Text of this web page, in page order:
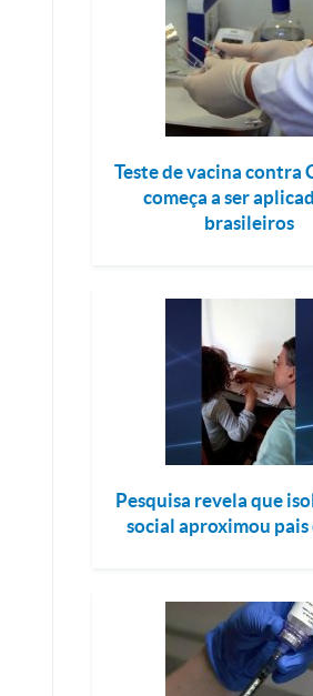
Teste de vacina contra
começa a ser
brasileiros
Pesquisa revela que
social aproximou pais